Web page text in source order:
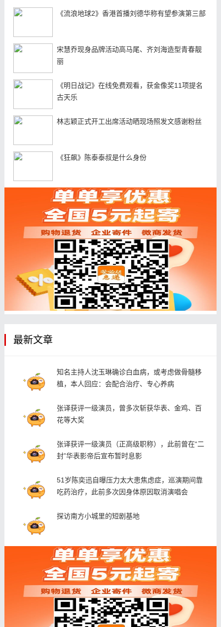
《流浪地球2》香港首播刘德华称有望参演第三部
宋慧乔现身品牌活动高马尾、齐刘海造型青春靓
丽
《明日战记》在线免费观看，获金像奖11项提名
古天乐
林志颖正式开工出席活动晒现场照发文感谢粉丝
《狂飙》陈泰泰叔是什么身份
最新文章
知名主持人沈玉琳确诊白血病，或考虑做骨髓移
植，本人回应：会配合治疗、专心养病
张译获评一级演员，曾多次斩获华表、金鸡、百
花等大奖
张译获评一级演员（正高级职称），此前曾在“二
封”华表影帝后宣布暂时息影
51岁陈奕迅自曝压力太大患焦虑症，巡演期间靠
吃药治疗，此前多次因身体原因取消演唱会
探访南方小城里的短剧基地